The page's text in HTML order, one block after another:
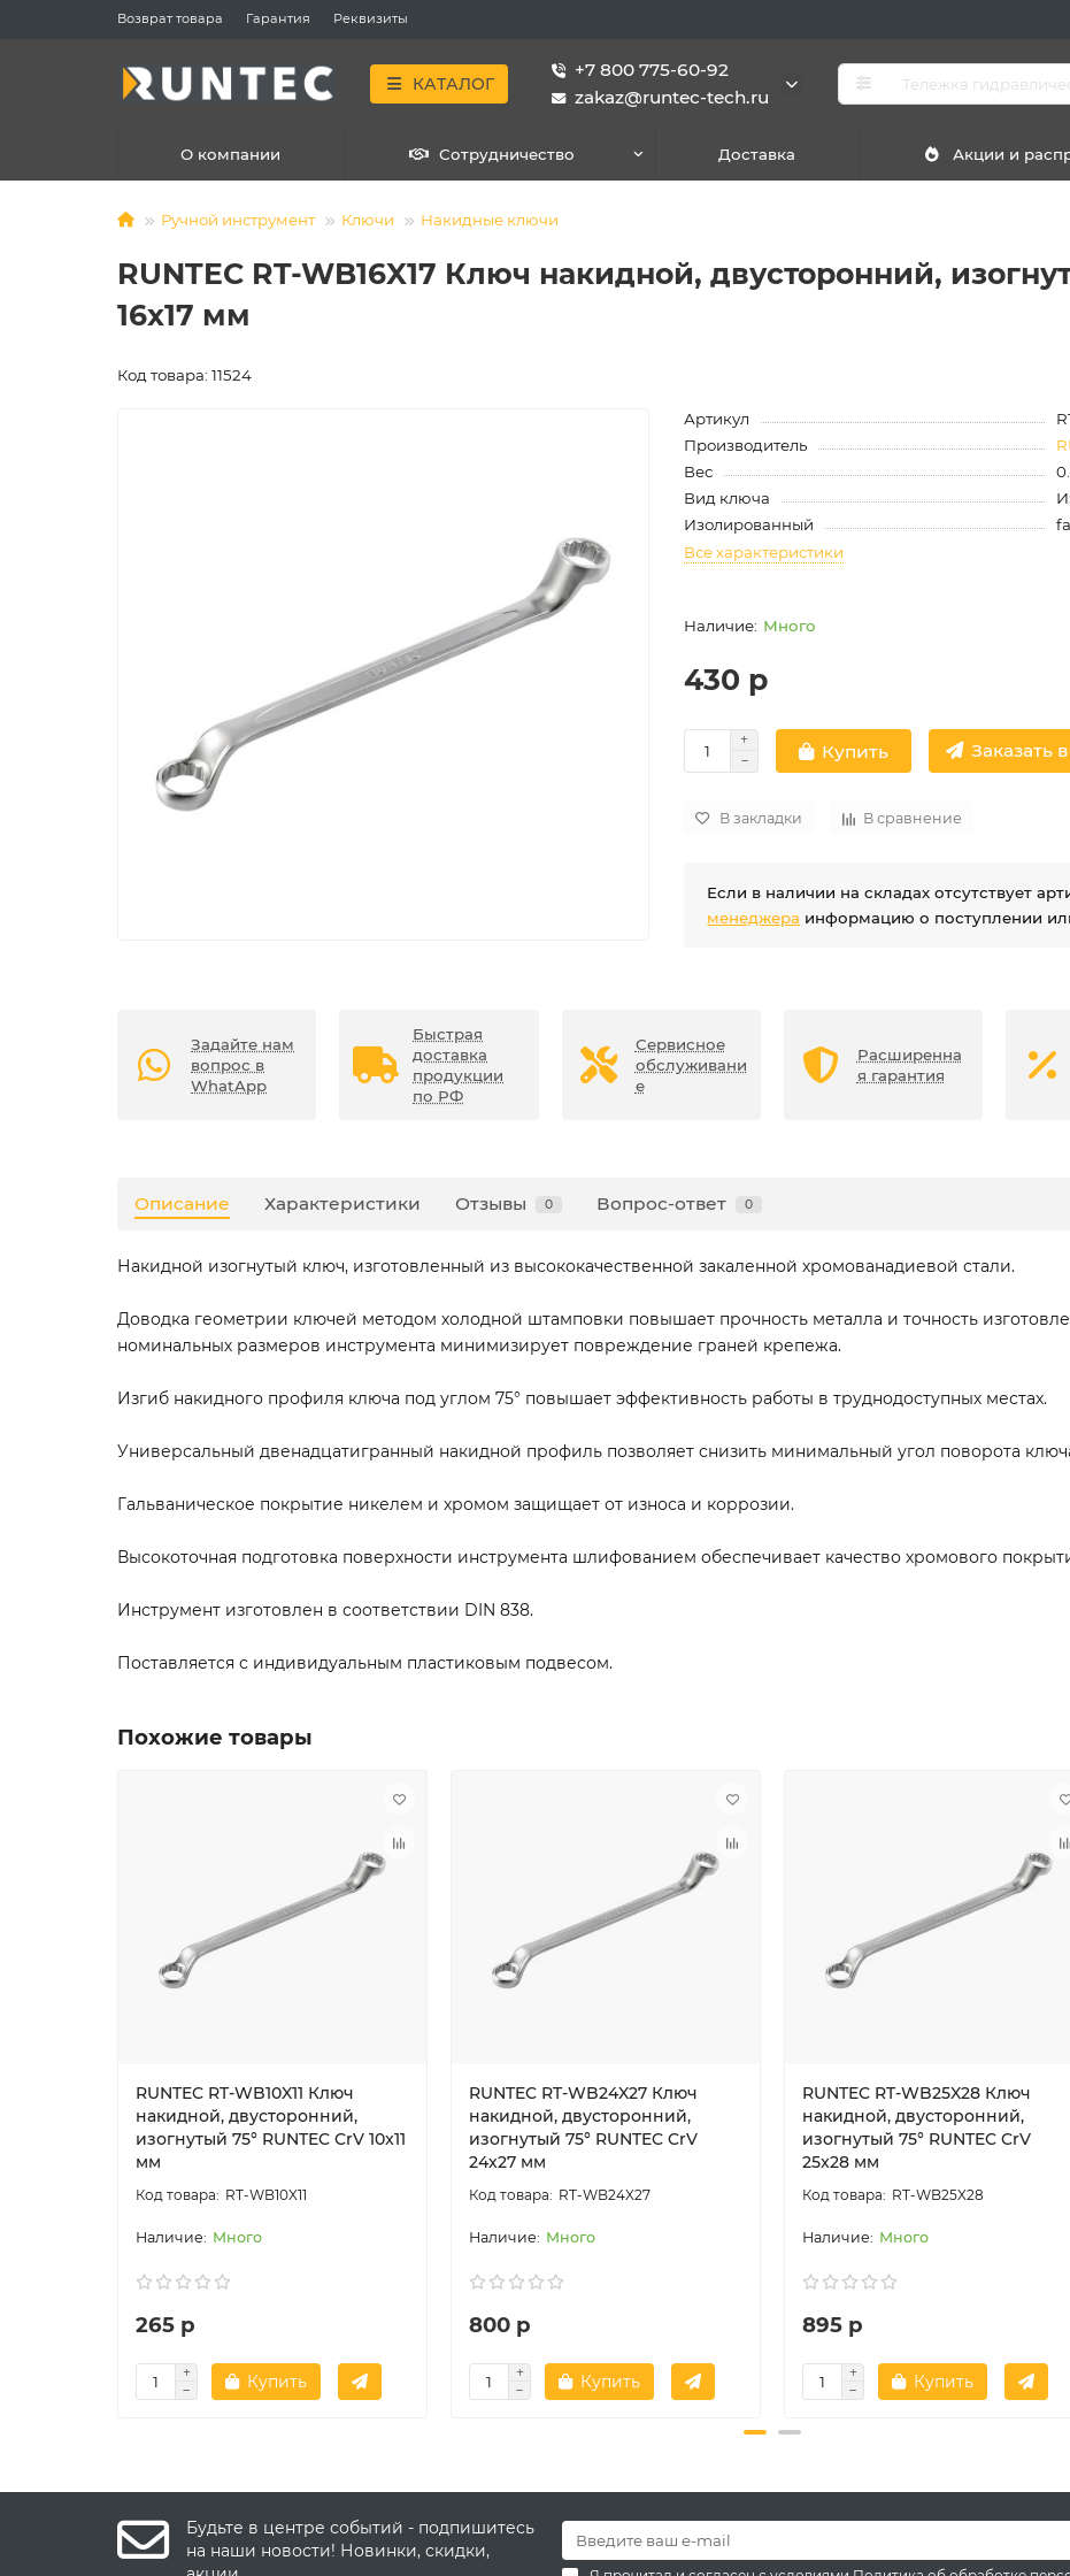
Возврат товара Гарантия Реквизиты
КАТАЛОГ
+7 800 775-60-92
zakaz@runtec-tech.ru
О компании Сотрудничество Доставка Акции и
Ручной инструмент Ключи Накидные ключи
RUNTEC RT-WB16X17 Ключ накидной, двусторонний,
16x17 мм
Код товара: 11524
Артикул
Производитель
Вес
Вид ключа
Изолированный
Все характеристики
Много
430 р
Купить Заказать
В закладки В сравнение
Если в наличии на складах отсутствует
менеджера информацию о поступлении
Задайте нам
вопрос в
WhatApp
Быстрая
доставка
продукции
по РФ
Сервисное
обслуживани
е
Расширенна
я гарантия
Описание Характеристики Отзывы 0 Вопрос-ответ 0
Накидной изогнутый ключ, изготовленный из высококачественной закаленной хромованадиевой стали.
Доводка геометрии ключей методом холодной штамповки повышает прочность металла и точность
номинальных размеров инструмента минимизирует повреждение граней крепежа.
Изгиб накидного профиля ключа под углом 75° повышает эффективность работы в труднодоступных местах.
Универсальный двенадцатигранный накидной профиль позволяет снизить минимальный угол поворота
Гальваническое покрытие никелем и хромом защищает от износа и коррозии.
Высокоточная подготовка поверхности инструмента шлифованием обеспечивает качество хромового
Инструмент изготовлен в соответствии DIN 838.
Поставляется с индивидуальным пластиковым подвесом.
Похожие товары
RUNTEC RT-WB10X11 Ключ
накидной, двусторонний,
изогнутый 75° RUNTEC CrV 10x11
мм
RT-WB10X11
Много
265 р
Купить
RUNTEC RT-WB24X27 Ключ
накидной, двусторонний,
изогнутый 75° RUNTEC CrV
24x27 мм
RT-WB24X27
Много
800 р
Купить
RUNTEC RT-WB25X28 Ключ
накидной, двусторонний,
изогнутый 75° RUNTEC CrV
25x28 мм
RT-WB25X28
Много
895 р
Купить
Будьте в центре событий - подпишитесь
на наши новости! Новинки, скидки,